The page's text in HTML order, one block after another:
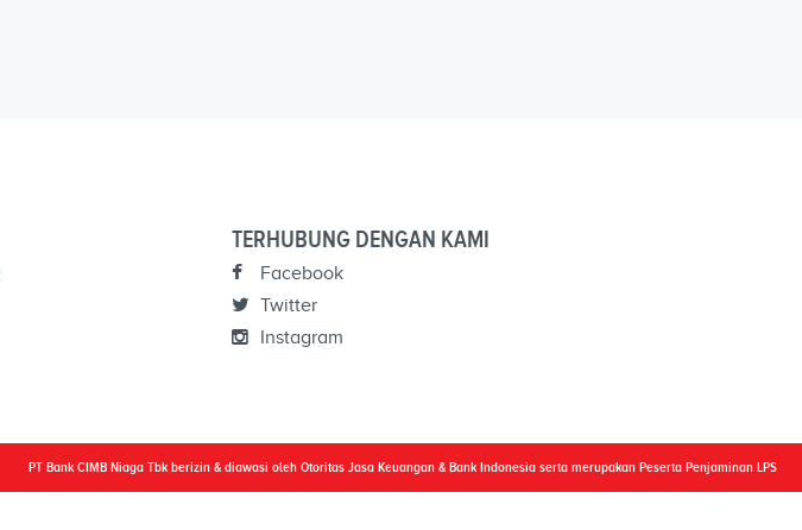
TERHUBUNG DENGAN KAMI
Facebook
Twitter
Instagram
PT Bank CIMB Niaga Tbk berizin & diawasi oleh Otoritas Jasa Keuangan & Bank Indonesia serta merupakan Peserta Penjaminan LPS